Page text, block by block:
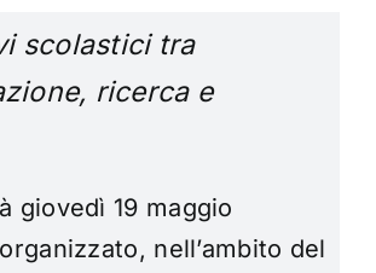
scolastici tra
ricerca e
giovedì 19 maggio
nell’ambito del